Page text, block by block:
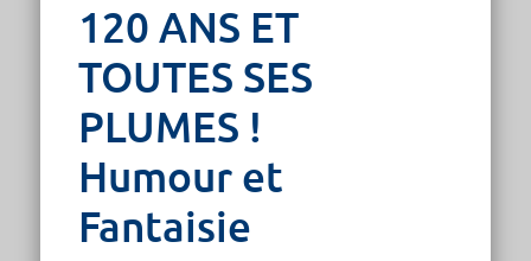
120 ANS ET
TOUTES SES
PLUMES !
Humour et
Fantaisie